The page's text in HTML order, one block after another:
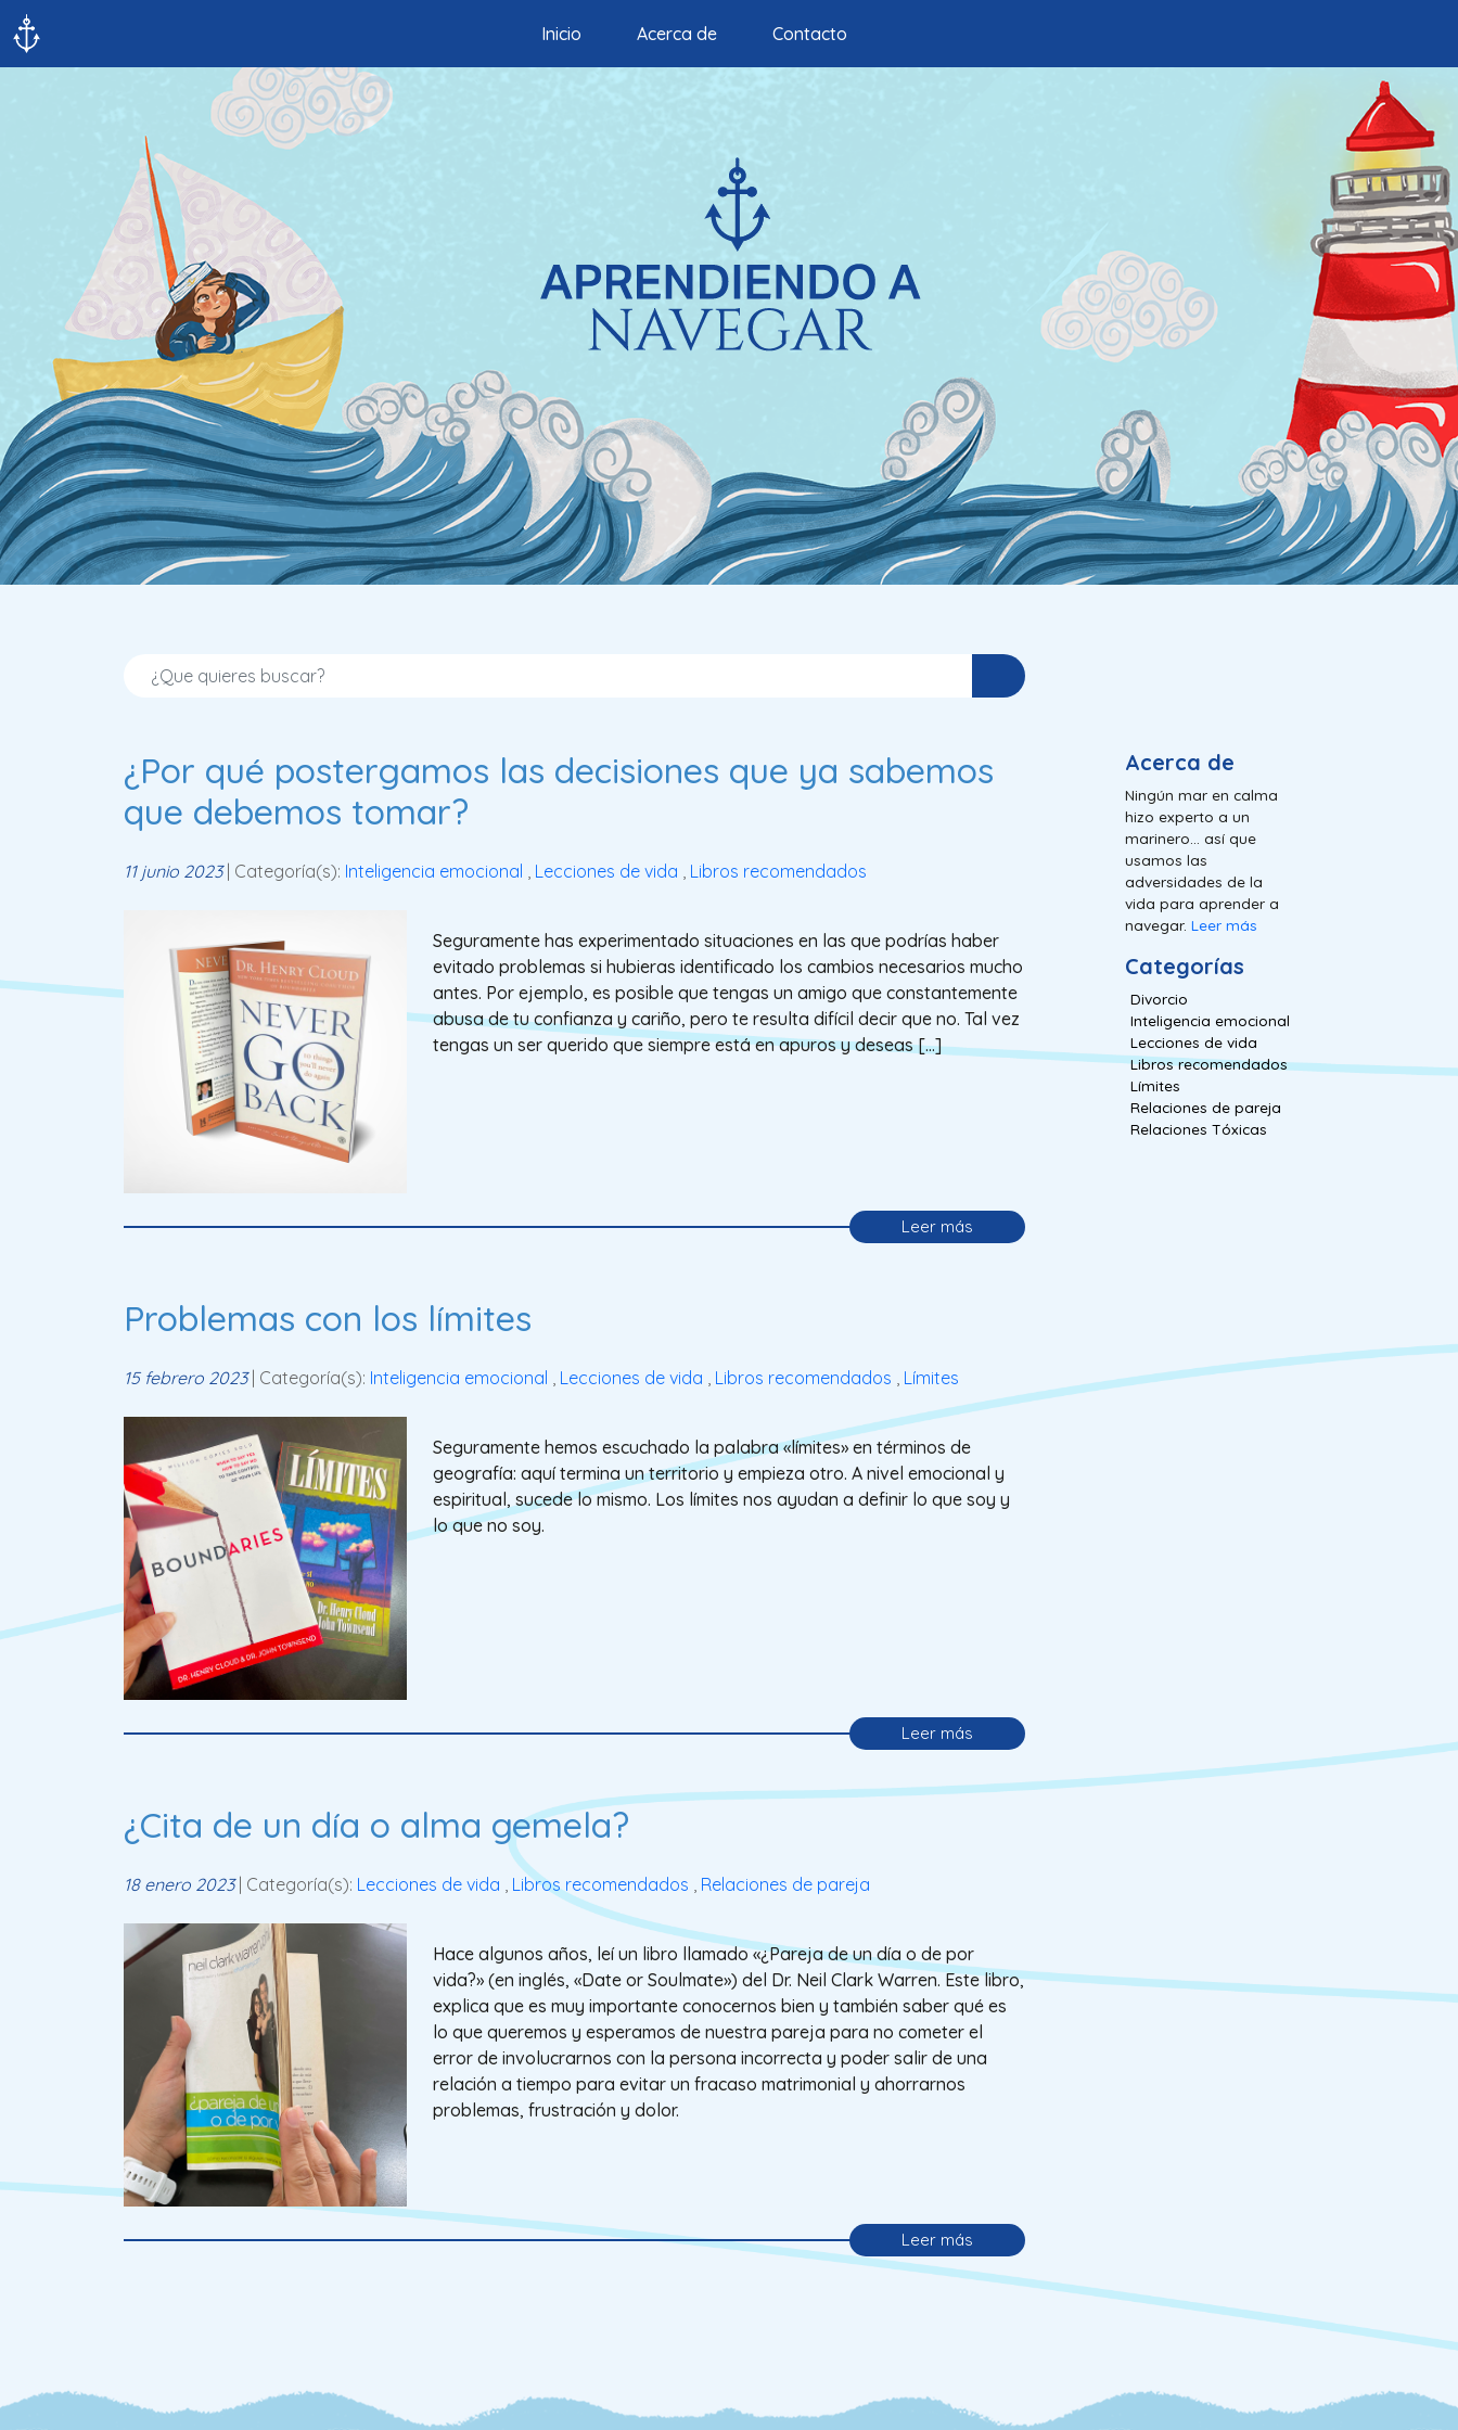
Inicio Acerca de Contacto
¿Por qué postergamos las decisiones que ya sabemos
que debemos tomar?
11 junio 2023| Categoría(s): Inteligencia emocional Lecciones de vida Libros recomendados
Seguramente has experimentado situaciones en las que podrías haber
evitado problemas si hubieras identificado los cambios necesarios mucho
antes. Por ejemplo, es posible que tengas un amigo que constantemente
abusa de tu confianza y cariño, pero te resulta difícil decir que no. Tal vez
tengas un ser querido que siempre está en apuros y deseas […]
Leer más
Problemas con los límites
15 febrero 2023| Categoría(s): Inteligencia emocional Lecciones de vida Libros recomendados Límites
Seguramente hemos escuchado la palabra «límites» en términos de
geografía: aquí termina un territorio y empieza otro. A nivel emocional y
espiritual, sucede lo mismo. Los límites nos ayudan a definir lo que soy y
lo que no soy.
Leer más
¿Cita de un día o alma gemela?
18 enero 2023| Categoría(s): Lecciones de vida Libros recomendados Relaciones de pareja
Hace algunos años, leí un libro llamado «¿Pareja de un día o de por
vida?» (en inglés, «Date or Soulmate») del Dr. Neil Clark Warren. Este libro,
explica que es muy importante conocernos bien y también saber qué es
lo que queremos y esperamos de nuestra pareja para no cometer el
error de involucrarnos con la persona incorrecta y poder salir de una
relación a tiempo para evitar un fracaso matrimonial y ahorrarnos
problemas, frustración y dolor.
Leer más
Acerca de
Ningún mar en calma
hizo experto a un
marinero... así que
usamos las
adversidades de la
vida para aprender a
navegar. Leer más
Categorías
Divorcio
Inteligencia emocional
Lecciones de vida
Libros recomendados
Límites
Relaciones de pareja
Relaciones Tóxicas